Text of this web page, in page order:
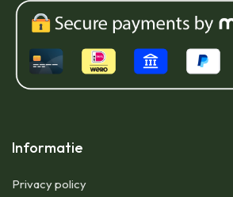
Informatie
Privacy policy